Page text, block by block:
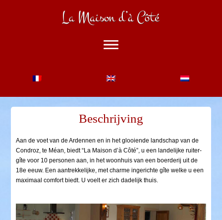
Description
Foto’s
Ruiter-gîte
Activiteiten
Sports
Restauranten en streekproducten
Beschrijving
Aan de voet van de Ardennen en in het glooiende landschap van de
Condroz, te Méan, biedt “La Maison d’à Côté”, u een landelijke ruiter-
gîte voor 10 personen aan, in het woonhuis van een boerderij uit de
18e eeuw. Een aantrekkelijke, met charme ingerichte gîte welke u een
maximaal comfort biedt. U voelt er zich dadelijk thuis.